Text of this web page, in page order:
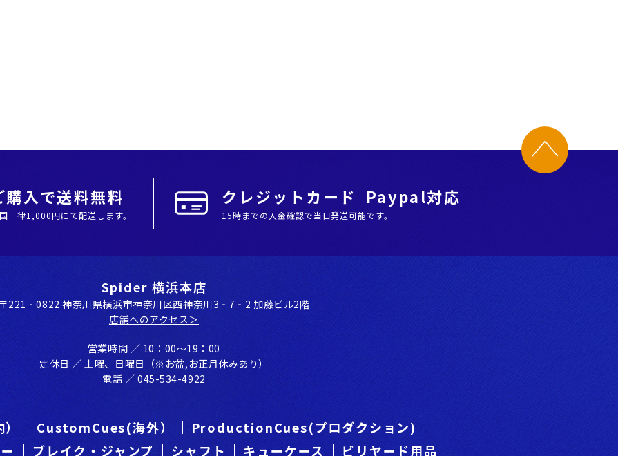
入で送料無料
⼀律1,000円にて配送します。
クレジットカード Paypal対応
15時までの入金確認で当日発送可能です。
Spider 横浜本店
221‐0822 神奈川県横浜市神奈川区⻄神奈川3‐7‐2 加藤ビル2階
店舗へのアクセス＞
営業時間 ／ 10：00〜19：00
定休⽇ ／ ⼟曜、⽇曜⽇（※お盆,お正⽉休みあり）
電話 ／ 045-534-4922
CustomCues(海外）
ProductionCues(プロダクション)
ブレイク・ジャンプ シャフト キューケース ビリヤード用品